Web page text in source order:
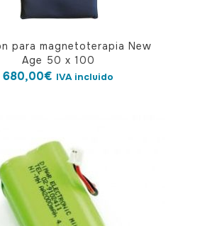
para magnetoterapia New
Age 50 x 100
680,00€ IVA incluido